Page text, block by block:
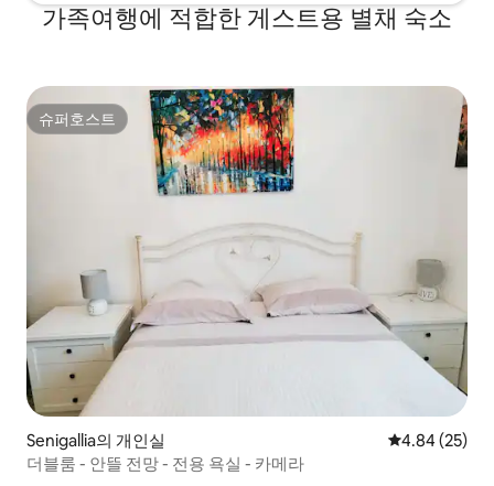
가족여행에 적합한 게스트용 별채 숙소
슈퍼호스트
슈퍼호스트
Senigallia의 개인실 평점 4.84점(5
4.84 (25)
더블룸 - 안뜰 전망 - 전용 욕실 - 카메라